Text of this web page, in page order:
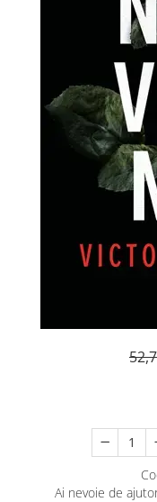
Management si
Vanzari si marketing
Carte scolara
Atlase, dictionare si
Carte prescolara
Dictionare de limba
Ghiduri de conversatie
Invatamant gimnazial
Liceu
Activitati si jocuri
Atlase, dictionare si
Ai nevoie de